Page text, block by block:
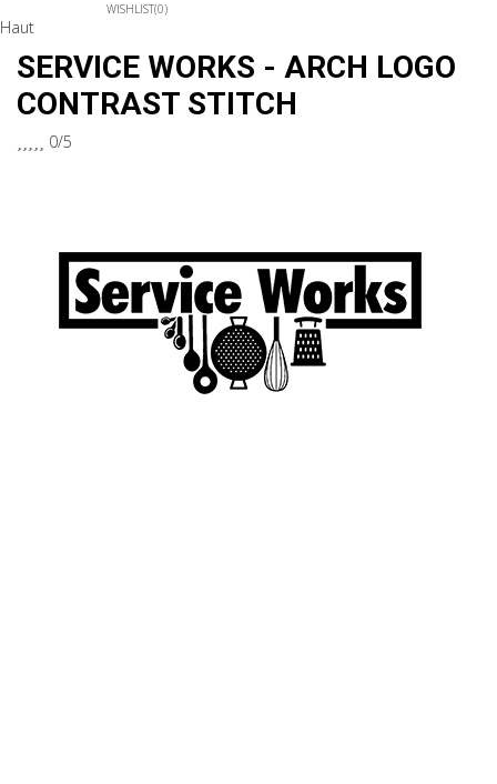
WISHLIST 0
Haut
SERVICE WORKS - ARCH LOGO
CONTRAST STITCH
0/5